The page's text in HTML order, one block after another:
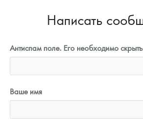
Написать
Антиспам поле. Его необходимо
Ваше имя